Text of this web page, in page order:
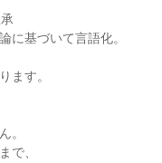
に基づいて言語化。
ます。
。
で、